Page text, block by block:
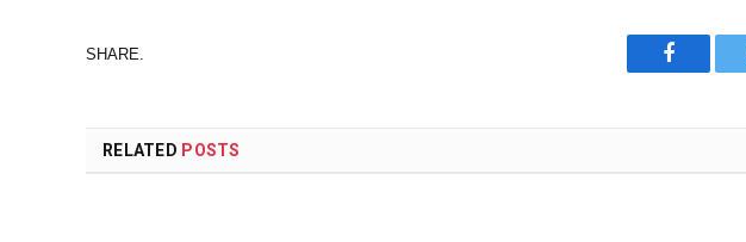
SHARE.
RELATED POSTS